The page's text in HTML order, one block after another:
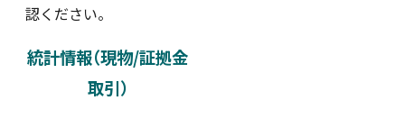
詐欺関連情報
認ください。
統計情報（現物/証拠金
取引）